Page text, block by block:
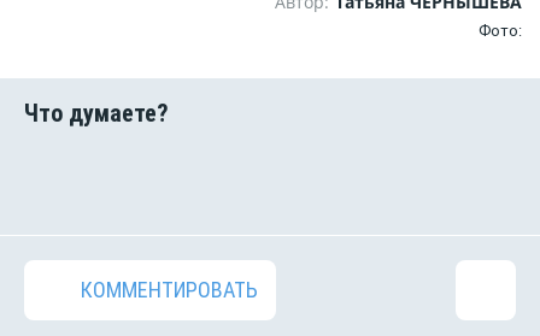
Фото:
КОММЕНТИРОВАТЬ